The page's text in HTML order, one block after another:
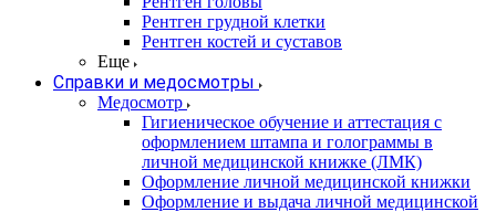
Рентген грудной клетки
Рентген костей и суставов
Еще
Справки и медосмотры
Медосмотр
Гигиеническое обучение и аттестация с
оформлением штампа и голограммы в
личной медицинской книжке (ЛМК)
Оформление личной медицинской книжки
Оформление и выдача личной медицинской